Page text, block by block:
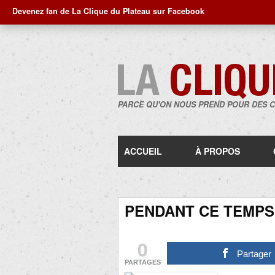
Devenez fan de La Clique du Plateau sur Facebook
PARCE QU'ON NOUS PREND POUR DES
ACCUEIL À PROPOS
PENDANT CE
0
PARTAGES
Partager